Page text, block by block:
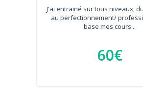
J'ai entrainé sur tous niveaux,
au perfectionnement/
base mes cours...
60€